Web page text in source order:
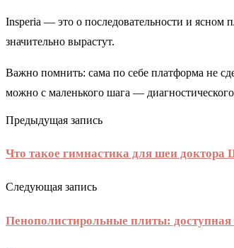
Insperia — это о последовательности и ясном
значительно вырастут.
Важно помнить: сама по себе платформа не
можно с маленького шага —
Предыдущая запись
Что такое гимнастика для шеи
Следующая запись
Пенополистирольные плиты: доступная